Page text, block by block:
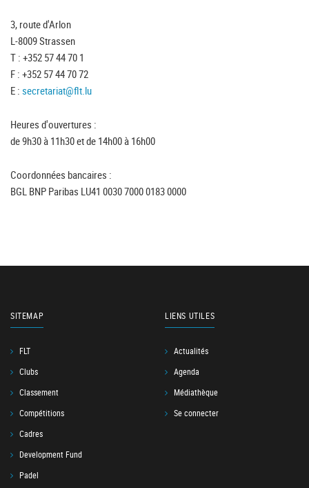
3, route d'Arlon
L-8009 Strassen
T : +352 57 44 70 1
F : +352 57 44 70 72
E : secretariat@flt.lu
Heures d'ouvertures :
de 9h30 à 11h30 et de 14h00 à 16h00
Coordonnées bancaires :
BGL BNP Paribas LU41 0030 7000 0183 0000
SITEMAP
FLT
Clubs
Classement
Compétitions
Cadres
Development Fund
Padel
LIENS UTILES
Actualités
Agenda
Médiathèque
Se connecter